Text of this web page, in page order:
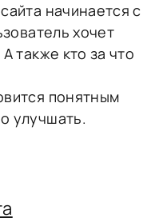
начинается с
хочет
также кто за что
понятным
улучшать.